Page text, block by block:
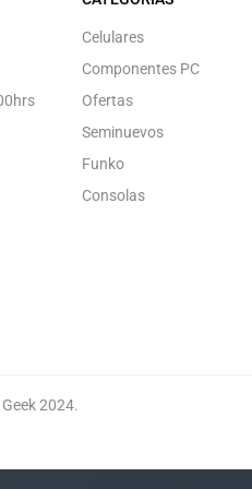
Celulares
Componentes PC
Ofertas
Seminuevos
Funko
Consolas
2024.